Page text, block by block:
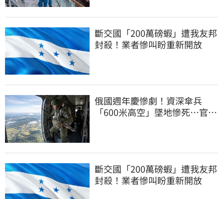
斷交國「200萬磅蝦」遭我友邦
封殺！業者慘叫盼重新開放
俄國週年慶慘劇！資深傘兵
「600米高空」墜地慘死…官方
斷交國「200萬磅蝦」遭我友邦
封殺！業者慘叫盼重新開放